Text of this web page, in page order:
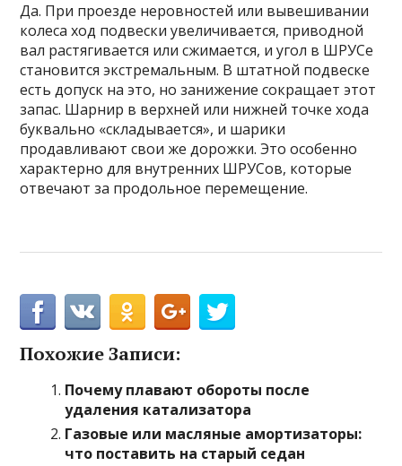
Да. При проезде неровностей или вывешивании
колеса ход подвески увеличивается, приводной
вал растягивается или сжимается, и угол в ШРУСе
становится экстремальным. В штатной подвеске
есть допуск на это, но занижение сокращает этот
запас. Шарнир в верхней или нижней точке хода
буквально «складывается», и шарики
продавливают свои же дорожки. Это особенно
характерно для внутренних ШРУСов, которые
отвечают за продольное перемещение.
Похожие Записи:
Почему плавают обороты после
удаления катализатора
Газовые или масляные амортизаторы:
что поставить на старый седан